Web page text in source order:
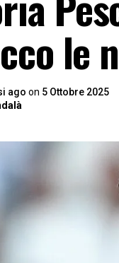
le
ago on 5 Ottobre 2025